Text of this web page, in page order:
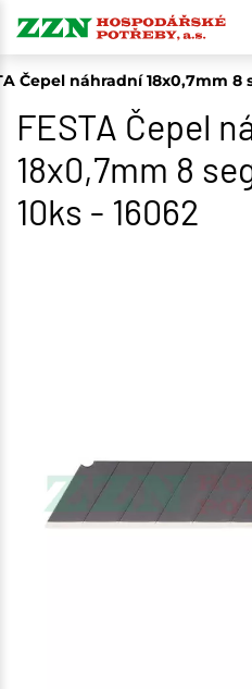
Čepel náhradní 18x0,7mm 8
FESTA Čepel
18x0,7mm 8
10ks - 16062